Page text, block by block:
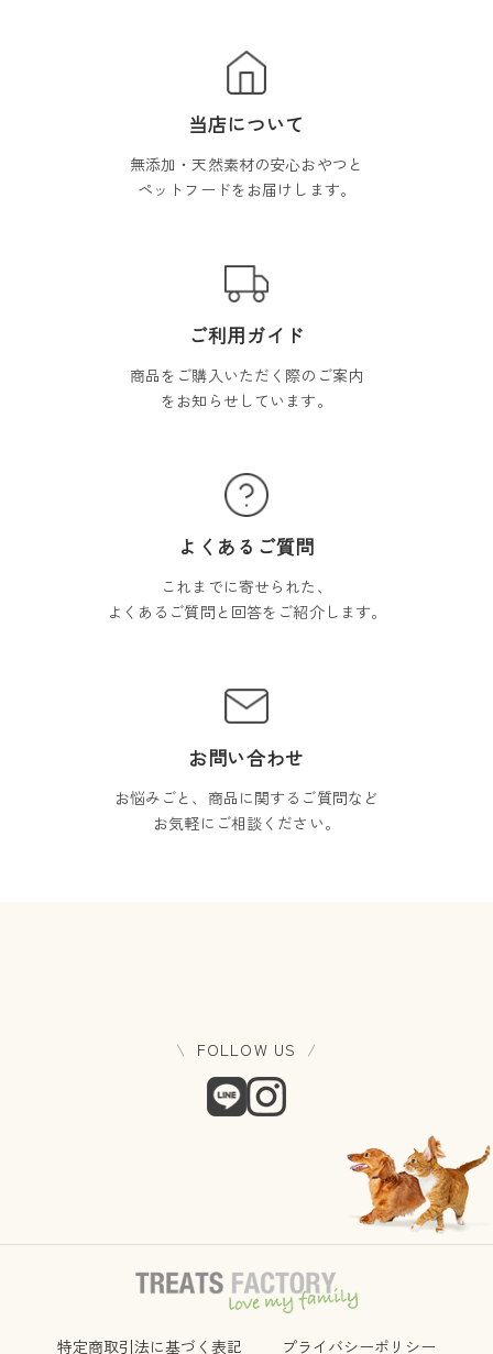
当店について
無添加・天然素材の安心おやつと
ペットフードをお届けします。
ご利用ガイド
商品をご購入いただく際のご案内
をお知らせしています。
よくあるご質問
これまでに寄せられた、
よくあるご質問と回答をご紹介します。
お問い合わせ
お悩みごと、商品に関するご質問など
お気軽にご相談ください。
FOLLOW US
特定商取引法に基づく表記 プライバシーポリシー